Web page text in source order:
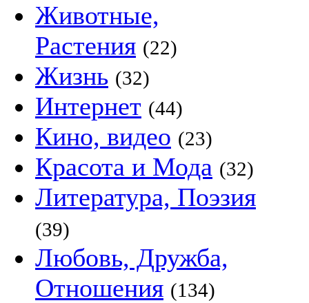
Животные,
Растения (22)
Жизнь (32)
Интернет (44)
Кино, видео (23)
Красота и Мода (32)
Литература, Поэзия
(39)
Любовь, Дружба,
Отношения (134)